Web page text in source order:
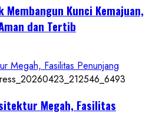
Membangun Kunci Kemajuan,
dan Tertib
Megah, Fasilitas Penunjang
Megah, Fasilitas